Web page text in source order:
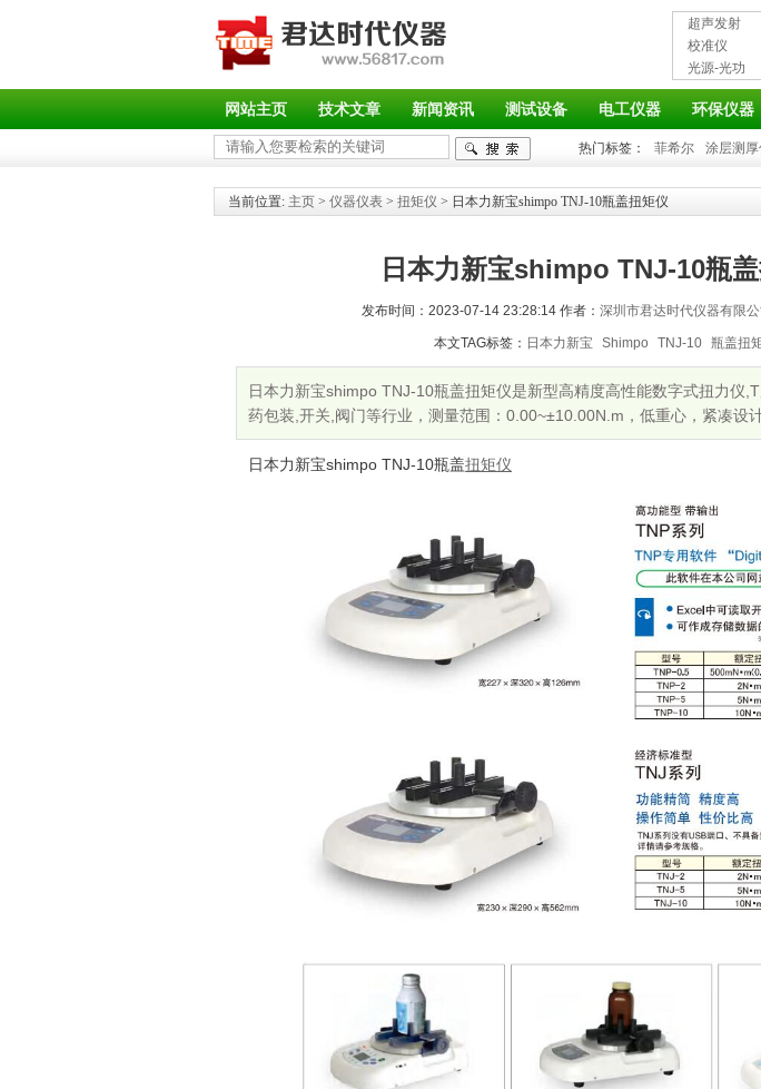
超声发射
接收仪器
校准仪
光源-光功
率计
网站主页 技术文章 新闻资讯 测试设备 电工仪器 环保仪器
热门标签： 菲希尔 涂层测厚
当前位置: 主页 > 仪器仪表 > 扭矩仪 > 日本力新宝shimpo TNJ-10瓶盖扭矩仪
日本力新宝shimpo TNJ-10瓶
发布时间：2023-07-14 23:28:14 作者： 深圳市君达时代仪器有限公
本文TAG标签： 日本力新宝 Shimpo TNJ-10 瓶盖扭
日本力新宝shimpo TNJ-10瓶盖扭矩仪是新型高精度高性能数字式扭力仪
药包装,开关,阀门等行业，测量范围：0.00~±10.00N.m，低重心，紧凑设
日本力新宝shimpo TNJ-10瓶盖扭矩仪